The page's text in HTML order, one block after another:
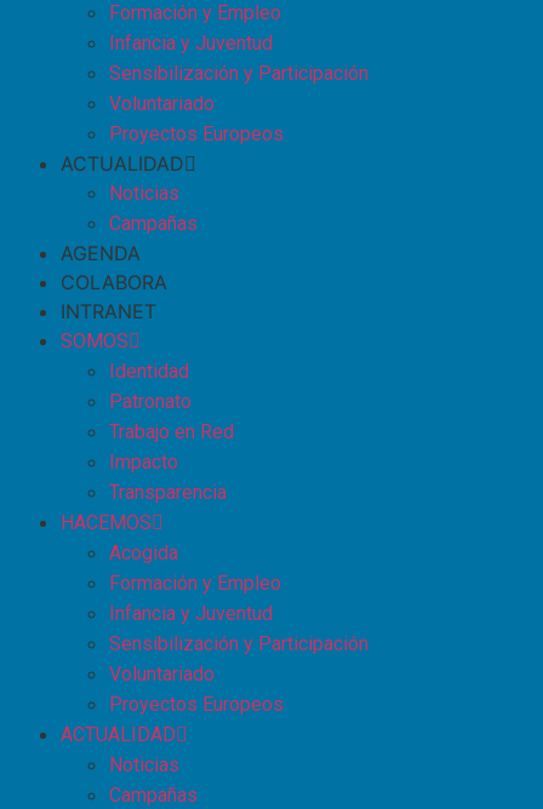
Formación y Empleo
Infancia y Juventud
Sensibilización y Participación
Voluntariado
Proyectos Europeos
ACTUALIDAD
Noticias
Campañas
AGENDA
COLABORA
INTRANET
SOMOS
Identidad
Patronato
Trabajo en Red
Impacto
Transparencia
HACEMOS
Acogida
Formación y Empleo
Infancia y Juventud
Sensibilización y Participación
Voluntariado
Proyectos Europeos
ACTUALIDAD
Noticias
Campañas